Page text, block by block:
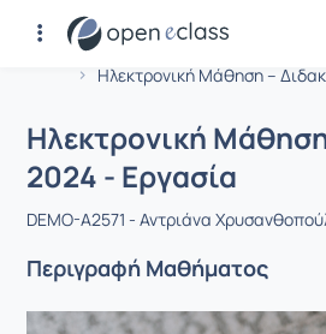
Αρχική Σελίδα
Ηλεκτρονική Μάθηση –
Μάθημα :
Ηλεκτρονική
2024 - Εργασία
DEMO-A2571 - Αντριάνα
Περιγραφή Μαθήματος